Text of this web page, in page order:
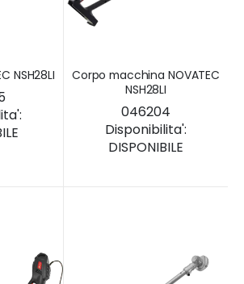
NSH28LI
Corpo macchina NOVATEC
NSH28LI
046204
Disponibilita':
DISPONIBILE